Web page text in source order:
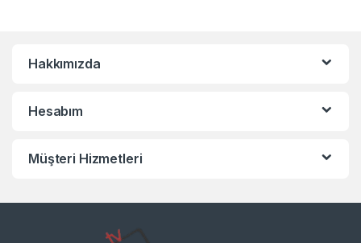
Hakkımızda
Hesabım
Müşteri Hizmetleri